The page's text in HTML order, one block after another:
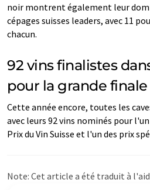
noir montrent également leur
cépages suisses leaders, avec 11
chacun.
92 vins finalistes
pour la grande finale
Cette année encore, toutes les
avec leurs 92 vins nominés pour
Prix du Vin Suisse et l'un des prix
Note: Cet article a été traduit à